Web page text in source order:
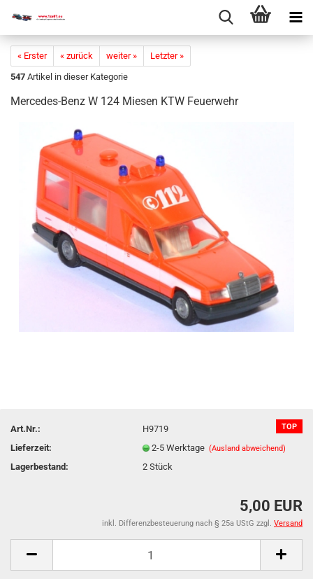
« Erster « zurück weiter »
Letzter »
547 Artikel in dieser Kategorie
Mercedes-​​​​​Benz W 124 Mie­sen KTW Feu­er­wehr
TOP
Art.Nr.:
H9719
Lieferzeit:
2-5 Werktage(Ausland abweichend)
Lagerbestand: 2Stück
5,00 EUR
inkl. Differenzbesteuerung nach § 25a UStG zzgl. Versand